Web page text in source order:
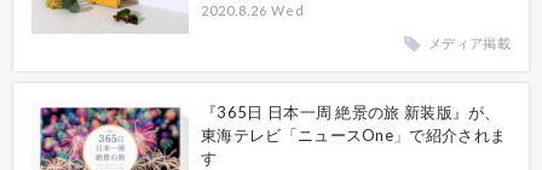
2020.8.26 Wed
メディア掲載
『365日 日本一周 絶景の旅 新装版』が、
東海テレビ「ニュースOne」で紹介されま
す